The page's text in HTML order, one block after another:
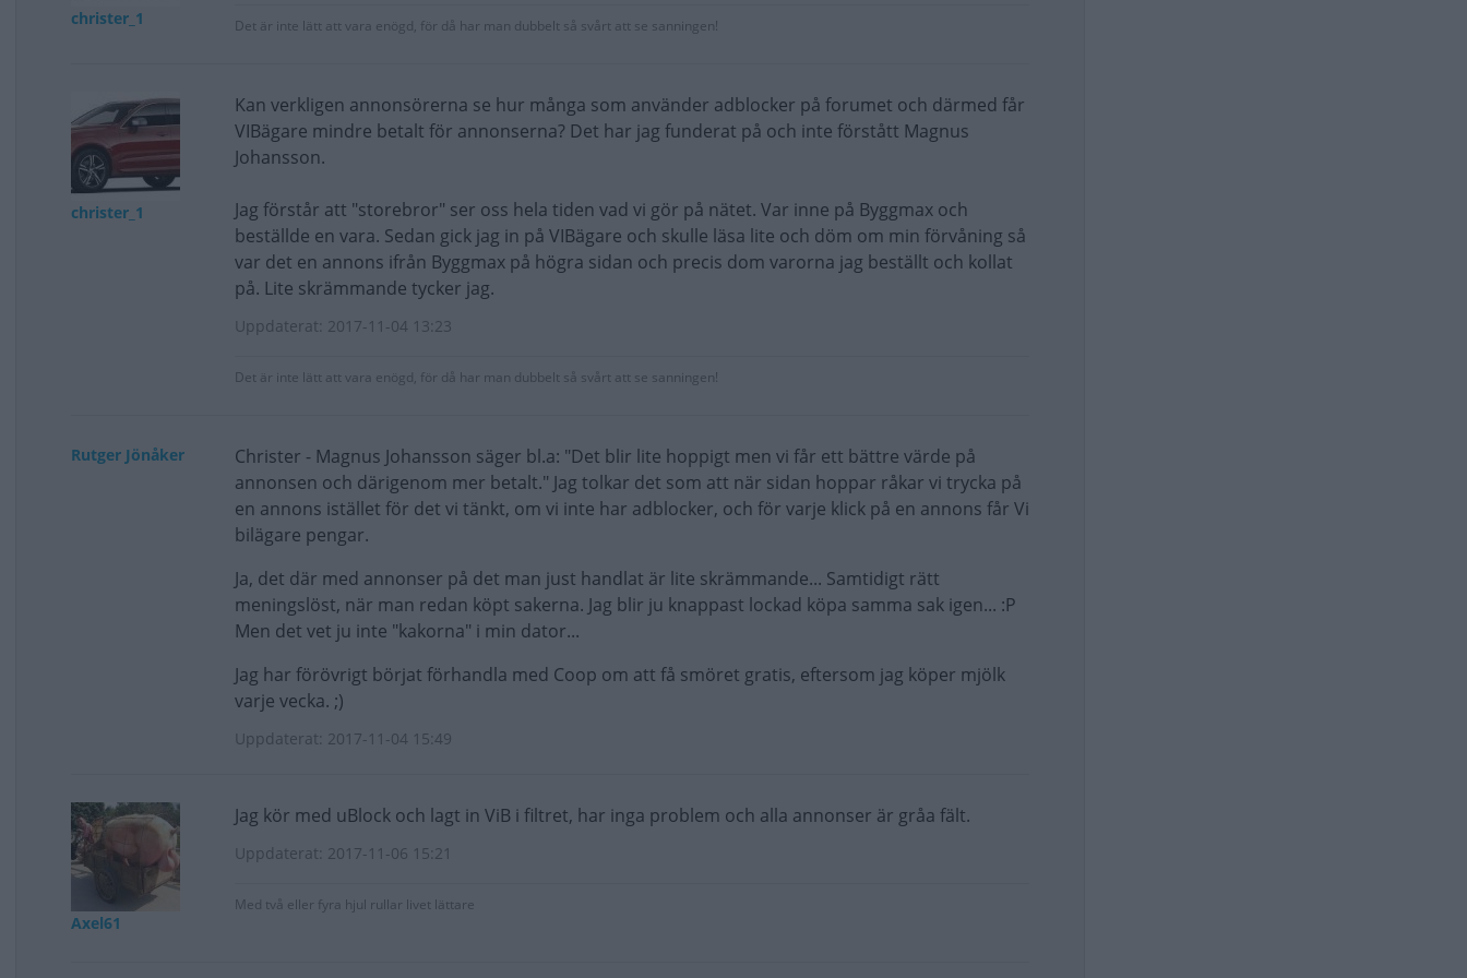
christer_1 Det är inte lätt att vara enögd, för då har man dubbelt så svårt att se sanningen!
christer_1
Kan verkligen annonsörerna se hur många som använder adblocker på forumet och därmed får
VIBägare mindre betalt för annonserna? Det har jag funderat på och inte förstått Magnus
Johansson.
Jag förstår att "storebror" ser oss hela tiden vad vi gör på nätet. Var inne på Byggmax och
beställde en vara. Sedan gick jag in på VIBägare och skulle läsa lite och döm om min förvåning så
var det en annons ifrån Byggmax på högra sidan och precis dom varorna jag beställt och kollat
på. Lite skrämmande tycker jag.
Uppdaterat: 2017-11-04 13:23
Det är inte lätt att vara enögd, för då har man dubbelt så svårt att se sanningen!
Rutger Jönåker
Christer - Magnus Johansson säger bl.a: "Det blir lite hoppigt men vi får ett bättre värde på
annonsen och därigenom mer betalt." Jag tolkar det som att när sidan hoppar råkar vi trycka på
en annons istället för det vi tänkt, om vi inte har adblocker, och för varje klick på en annons får Vi
bilägare pengar.
Ja, det där med annonser på det man just handlat är lite skrämmande... Samtidigt rätt
meningslöst, när man redan köpt sakerna. Jag blir ju knappast lockad köpa samma sak igen... :P
Men det vet ju inte "kakorna" i min dator...
Jag har förövrigt börjat förhandla med Coop om att få smöret gratis, eftersom jag köper mjölk
varje vecka. ;)
Uppdaterat: 2017-11-04 15:49
Axel61
Jag kör med uBlock och lagt in ViB i filtret, har inga problem och alla annonser är gråa fält.
Uppdaterat: 2017-11-06 15:21
Med två eller fyra hjul rullar livet lättare